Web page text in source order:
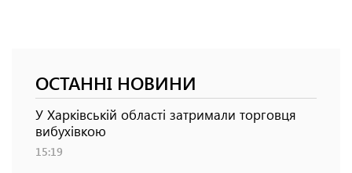
ОСТАННІ НОВИНИ
У Харківській області затримали торговця
вибухівкою
15:19